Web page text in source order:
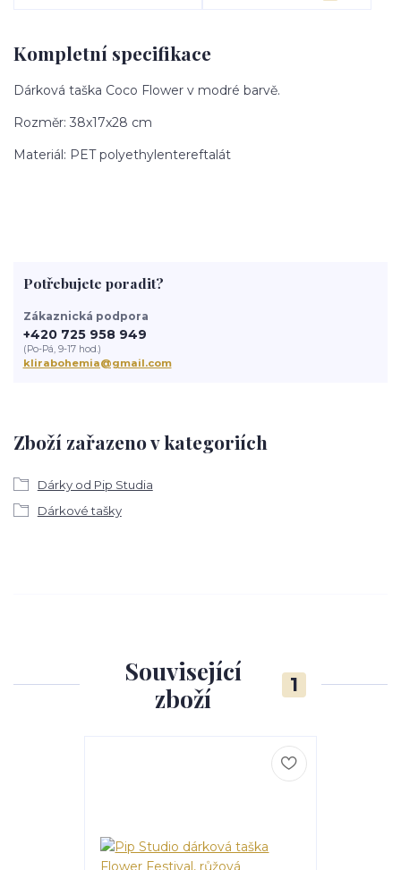
Kompletní specifikace
Dárková taška Coco Flower v modré barvě.
Rozměr: 38x17x28 cm
Materiál: PET polyethylentereftalát
Zboží zařazeno v kategoriích
Dárky od Pip Studia
Dárkové tašky
Potřebujete poradit?
Zákaznická podpora
+420 725 958 949
(Po-Pá, 9-17 hod.)
klirabohemia@gmail.com
Související
zboží
1